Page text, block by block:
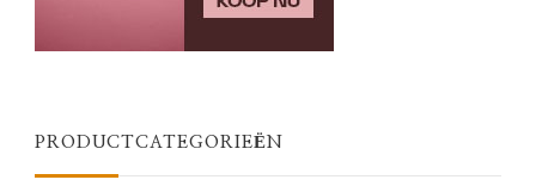
PRODUCTCATEGORIEËN